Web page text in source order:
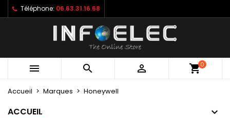
Téléphone: 06.63.31.16.68
   shopping_cart0
Accueil Marques Honeywell
ACCUEIL
Mes listes ×
Créer une nouvelle liste
((modalTitle)) ×
((confirmMessage))
((cancelText)) ((modalDeleteText))
Créer une liste d'envies ×
Nom de la liste d'envies
Connexion ×
Vous devez être connecté pour ajouter des produits
à votre liste d'envies.
Annuler